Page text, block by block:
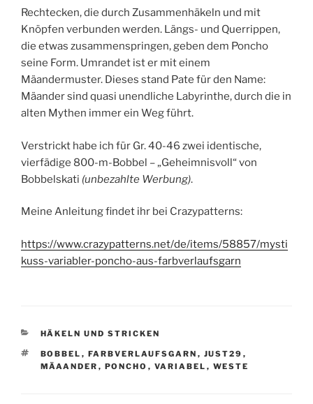
Rechtecken, die durch Zusammenhäkeln und mit
Knöpfen verbunden werden. Längs- und Querrippen,
die etwas zusammenspringen, geben dem Poncho
seine Form. Umrandet ist er mit einem
Mäandermuster. Dieses stand Pate für den Name:
Mäander sind quasi unendliche Labyrinthe, durch die in
alten Mythen immer ein Weg führt.
Verstrickt habe ich für Gr. 40-46 zwei identische,
vierfädige 800-m-Bobbel – „Geheimnisvoll“ von
Bobbelskati (unbezahlte Werbung).
Meine Anleitung findet ihr bei Crazypatterns:
https://www.crazypatterns.net/de/items/58857/mysti
kuss-variabler-poncho-aus-farbverlaufsgarn
KATEGORIEN
HÄKELN UND STRICKEN
SCHLAGWÖRTER
BOBBEL , FARBVERLAUFSGARN , JUST29 ,
MÄAANDER , PONCHO , VARIABEL , WESTE